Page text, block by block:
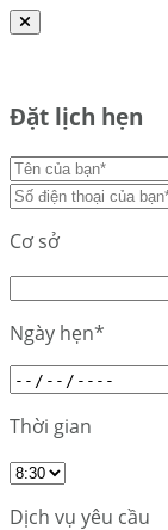
Đặt lịch hẹn
Cơ sở
Ngày hẹn*
Thời gian
Dịch vụ yêu cầu